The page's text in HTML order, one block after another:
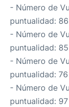
- Número de
puntualidad:
- Número de
puntualidad:
- Número de
puntualidad:
- Número de
puntualidad: